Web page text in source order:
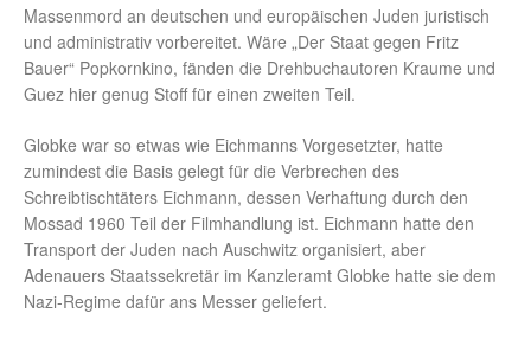
Massenmord an deutschen und europäischen Juden juristisch
und administrativ vorbereitet. Wäre „Der Staat gegen Fritz
Bauer“ Popkornkino, fänden die Drehbuchautoren Kraume und
Guez hier genug Stoff für einen zweiten Teil.
Globke war so etwas wie Eichmanns Vorgesetzter, hatte
zumindest die Basis gelegt für die Verbrechen des
Schreibtischtäters Eichmann, dessen Verhaftung durch den
Mossad 1960 Teil der Filmhandlung ist. Eichmann hatte den
Transport der Juden nach Auschwitz organisiert, aber
Adenauers Staatssekretär im Kanzleramt Globke hatte sie dem
Nazi-Regime dafür ans Messer geliefert.